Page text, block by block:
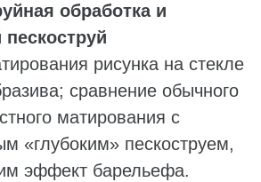
обработка и
пескоструй
рисунка на стекле
сравнение обычного
матирования с
«глубоким» пескоструем,
эффект барельефа.